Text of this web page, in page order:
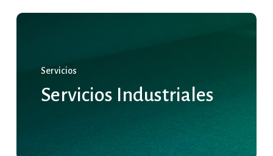
Servicios
Servicios Industriales